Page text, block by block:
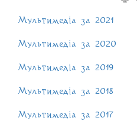
Мультимедіа за 2021
Мультимедіа за 2020
Мультимедіа за 2019
Мультимедіа за 2018
Мультимедіа за 2017